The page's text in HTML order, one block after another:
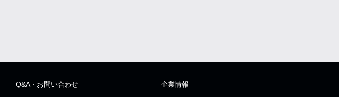
Q&A・お問い合わせ 企業情報